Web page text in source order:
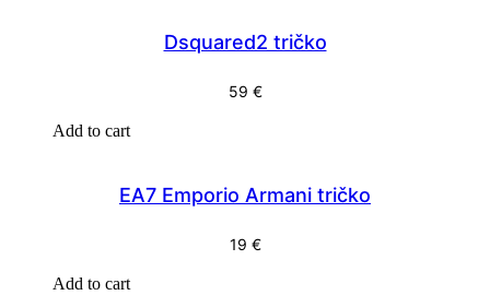
Dsquared2 tričko
59 €
Add to cart
EA7 Emporio Armani tričko
19 €
Add to cart